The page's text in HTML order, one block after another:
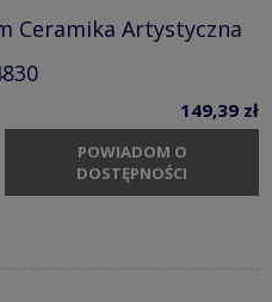
Ceramika Artystyczna
149,39 zł
POWIADOM O
DOSTĘPNOŚCI